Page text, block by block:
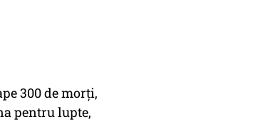
300 de morţi,
pentru lupte,